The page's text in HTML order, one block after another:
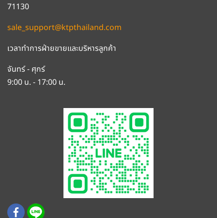
71130
sale_support@ktpthailand.com
เวลาทำการฝ่ายขายและบริหารลูกค้า
จันทร์ - ศุกร์
9:00 น. - 17:00 น.